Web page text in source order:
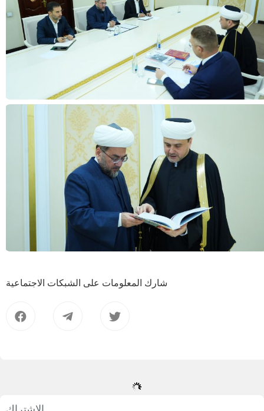
شارك المعلومات على الشبكات الاجتماعية